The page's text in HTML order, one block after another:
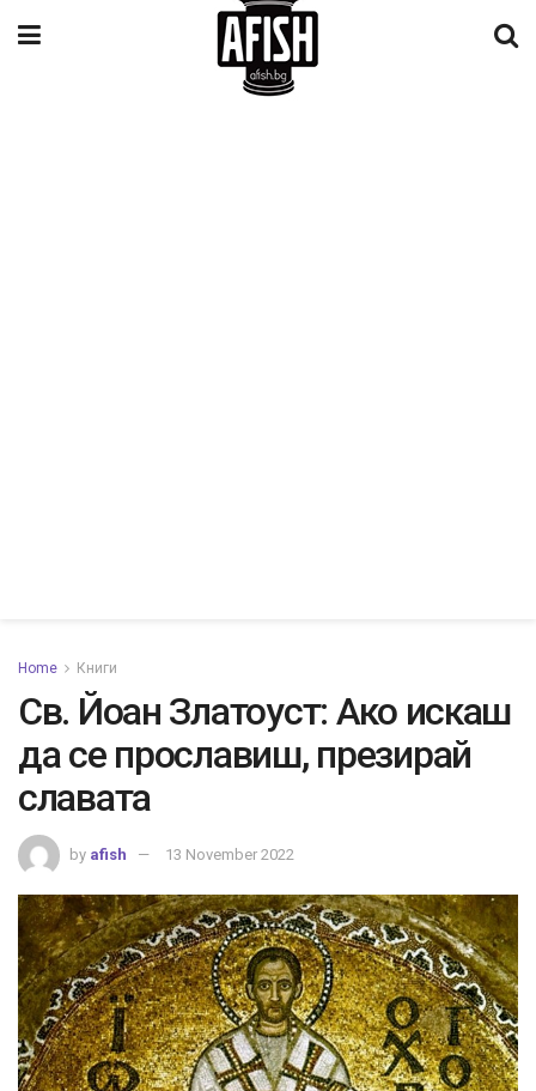
Home Книги
Св. Йоан Златоуст: Ако искаш
да се прославиш, презирай
славата
by afish 13 November 2022